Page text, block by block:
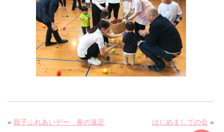
« 親子ふれあいデー 春の遠足 はじめましての会 »